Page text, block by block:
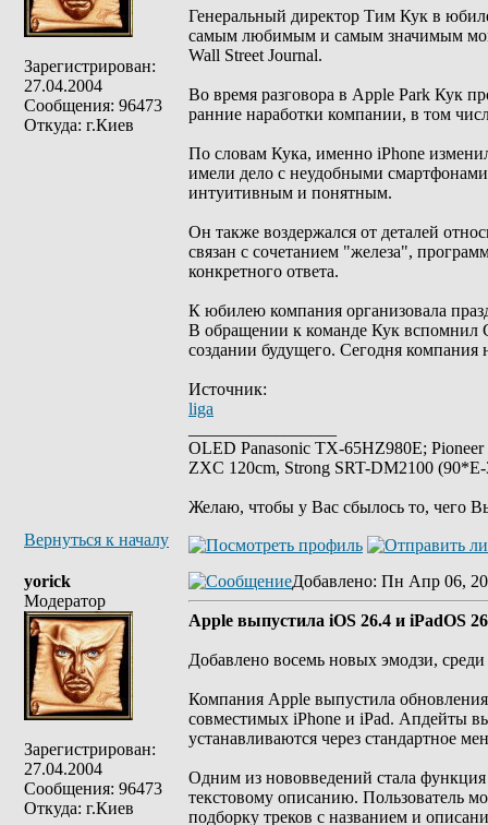
Зарегистрирован:
27.04.2004
Сообщения: 96473
Откуда: г.Киев
Генеральный директор Тим Кук в
самым любимым и самым значимым
Wall Street Journal.
Во время разговора в Apple Park Кук
ранние наработки компании, в том
По словам Кука, именно iPhone
имели дело с неудобными
интуитивным и понятным.
Он также воздержался от деталей
связан с сочетанием "железа",
конкретного ответа.
К юбилею компания организовала
В обращении к команде Кук вспомнил
создании будущего. Сегодня компания
Источник:
liga
OLED Panasonic TX-65HZ980E;
ZXC 120cm, Strong SRT-DM2100
Желаю, чтобы у Вас сбылось то, чего
Вернуться к началу
yorick
Модератор
Зарегистрирован:
27.04.2004
Сообщения: 96473
Откуда: г.Киев
Добавлено: Пн Апр 06,
Apple выпустила iOS 26.4 и iPadOS
Добавлено восемь новых эмодзи,
Компания Apple выпустила
совместимых iPhone и iPad. Апдейты
устанавливаются через стандартное
Одним из нововведений стала функция
текстовому описанию. Пользователь
подборку треков с названием и